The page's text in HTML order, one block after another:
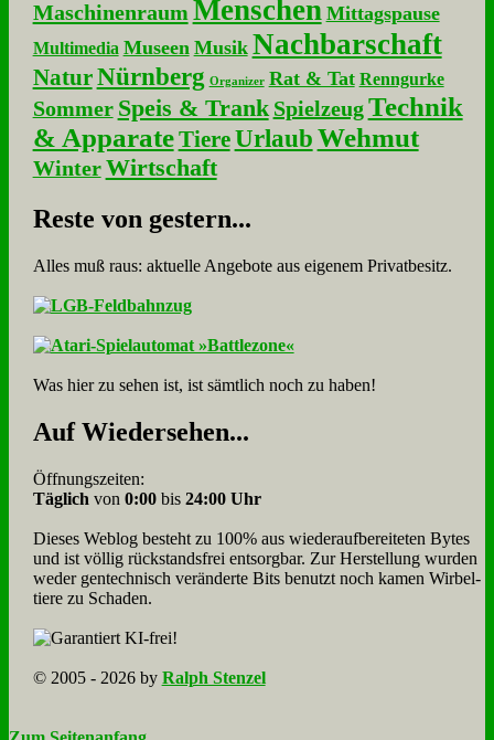
Maschinenraum Menschen Mittagspause
Multimedia Museen Musik Nachbarschaft
NaturNürnberg Organizer Rat & Tat Renngurke
Sommer Speis & Trank Spielzeug Technik
& Apparate Tiere UrlaubWehmut
Winter Wirtschaft
Re­ste von ge­stern...
Alles muß raus: aktuelle An­ge­bo­te aus eigenem Privatbesitz.
Was hier zu sehen ist, ist sämt­lich noch zu haben!
Auf Wie­der­se­hen...
Öffnungszeiten:
Täglich von 0:00bis 24:00 Uhr
Dieses Weblog besteht zu 100% aus wie­der­auf­bereite­ten Bytes
und ist völlig rück­stands­frei ent­sorg­bar. Zur Herstellung wurden
weder gen­tech­nisch veränderte Bits benutzt noch kamen Wir­bel­
tiere zu Scha­den.
© 2005 - 2026 by Ralph Stenzel